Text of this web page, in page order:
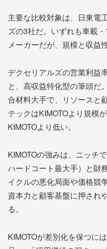
主要な比較対象は、日東電
ズの3社だ。いずれも車載
メーカーだが、規模と収益
デクセリアルズの営業利益
と、高収益特化型の筆頭だ
合材料大手で、リソースと
テックはKIMOTOより規模
KIMOTOより低い。
KIMOTOの強みは、ニッチ
ハードコート最大手）と財
イクルの悪化局面や価格競
資本力と顧客基盤に押され
る。
KIMOTOが差別化を保つに